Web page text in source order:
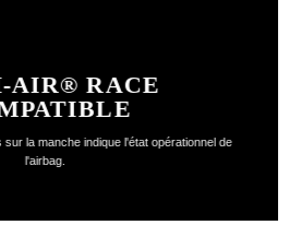
AIR® RACE
sur la manche indique l'état opérationnel de
l'airbag.